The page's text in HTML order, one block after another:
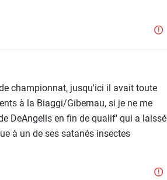
championnat, jusqu'ici il avait toute
à la Biaggi/Gibernau, si je ne me
DeAngelis en fin de qualif' qui a laissé
à un de ses satanés insectes